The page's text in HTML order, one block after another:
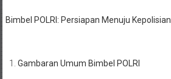
Bimbel POLRI: Persiapan Menuju Kepolisian
Gambaran Umum Bimbel POLRI